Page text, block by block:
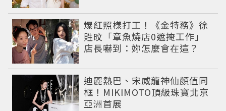
爆紅照樣打工！《金特務》徐
貹旼「章魚燒店0遮掩工作」
店長嚇到：妳怎麼會在這？
迪麗熱巴、宋威龍神仙顏值同
框！MIKIMOTO頂級珠寶北京
亞洲首展